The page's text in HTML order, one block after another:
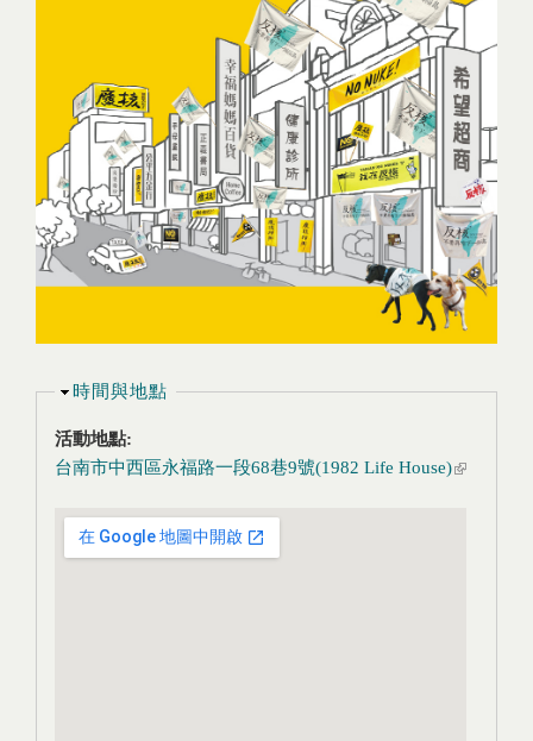
隱藏
時間與地點
活動地點:
台南市中西區永福路一段68巷9號(1982 Life House)(link is